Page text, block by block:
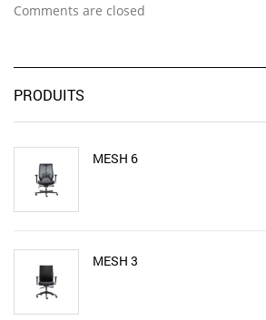
Comments are closed
PRODUITS
MESH 6
MESH 3